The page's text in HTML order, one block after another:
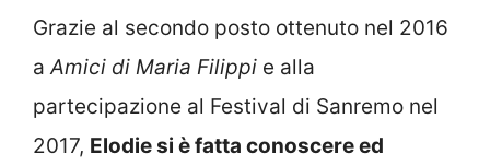
Grazie al secondo posto ottenuto nel 2016
aAmici di Maria Filippi e alla
partecipazione al Festival di Sanremo nel
2017, Elodie si è fatta conoscere ed